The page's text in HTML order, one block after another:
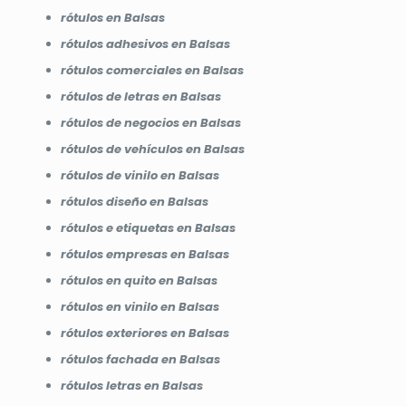
rótulos en Balsas
rótulos adhesivos en Balsas
rótulos comerciales en Balsas
rótulos de letras en Balsas
rótulos de negocios en Balsas
rótulos de vehículos en Balsas
rótulos de vinilo en Balsas
rótulos diseño en Balsas
rótulos e etiquetas en Balsas
rótulos empresas en Balsas
rótulos en quito en Balsas
rótulos en vinilo en Balsas
rótulos exteriores en Balsas
rótulos fachada en Balsas
rótulos letras en Balsas